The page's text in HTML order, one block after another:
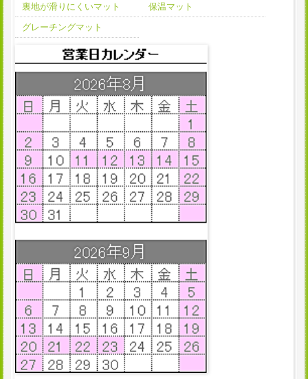
裏地が滑りにくいマット
保温マット
グレーチングマット